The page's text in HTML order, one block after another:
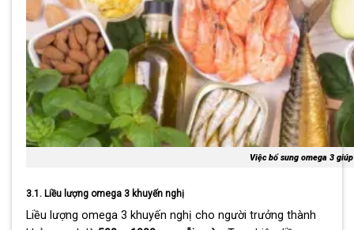
Việc bổ sung omega 3
3.1. Liều lượng omega 3 khuyến nghị
Liều lượng omega 3 khuyến nghị cho người trưởng thành